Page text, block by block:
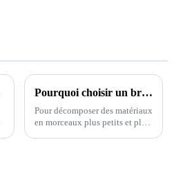
Pourquoi choisir un broyeur à arbre unique ?
Pour décomposer des matériaux
en morceaux plus petits et plus